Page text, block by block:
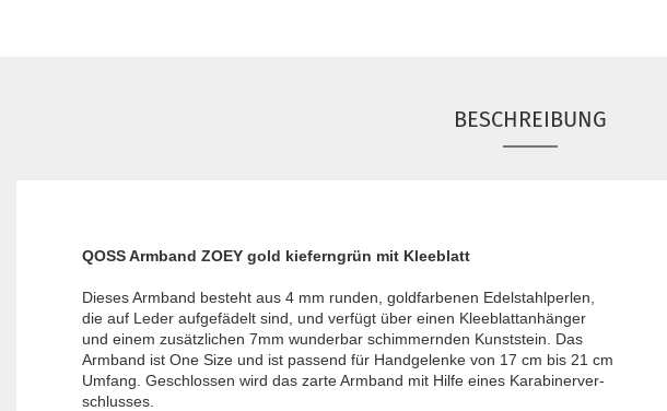
BESCHREIBUNG
QOSS Armband ZOEY gold kieferngrün mit Kleeblatt
Dieses Armband besteht aus 4 mm runden, goldfarbenen Edelstahlperlen,
die auf Leder aufgefädelt sind, und verfügt über einen Kleeblattanhänger
und einem zusätzlichen 7mm wunderbar schimmernden Kunststein. Das
Armband ist One Size und ist passend für Handgelenke von 17 cm bis 21 cm
Umfang. Geschlossen wird das zarte Armband mit Hilfe eines Karabinerver-
schlusses.